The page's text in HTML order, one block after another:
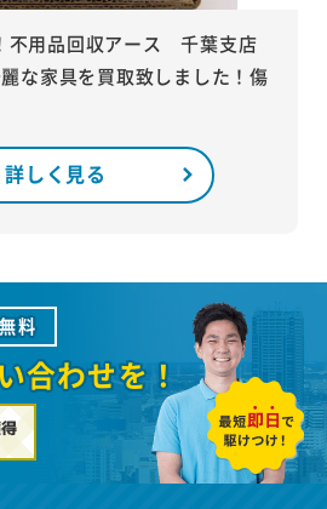
不用品回収アース 千葉支店
な家具を買取致しました！傷
詳しく見る
料
合わせを！